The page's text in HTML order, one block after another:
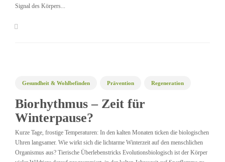
Signal des Körpers...
Gesundheit & Wohlbefinden Prävention Regeneration
Biorhythmus – Zeit für
Winterpause?
Kurze Tage, frostige Temperaturen: In den kalten Monaten ticken die biologischen
Uhren langsamer. Wie wirkt sich die lichtarme Winterzeit auf den menschlichen
Organismus aus? Tierische Überlebenstricks Evolutionsbiologisch ist der Körper